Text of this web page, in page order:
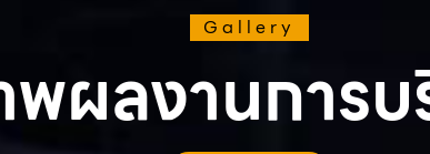
Gallery
ผลงานการบ